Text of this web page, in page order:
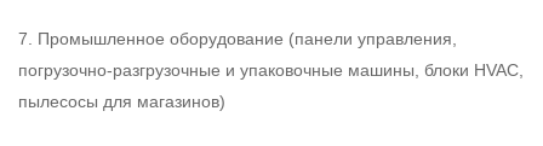
7. Промышленное оборудование (панели управления,
погрузочно-разгрузочные и упаковочные машины, блоки HVAC,
пылесосы для магазинов)